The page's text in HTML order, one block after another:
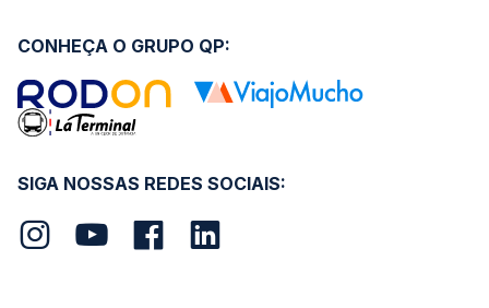
SIGA NOSSAS REDES SOCIAIS:
CONHEÇA O GRUPO QP: